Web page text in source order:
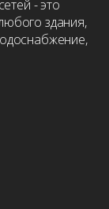
- это
здания,